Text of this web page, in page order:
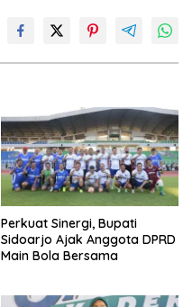
Perkuat Sinergi, Bupati
Sidoarjo Ajak Anggota DPRD
Main Bola Bersama